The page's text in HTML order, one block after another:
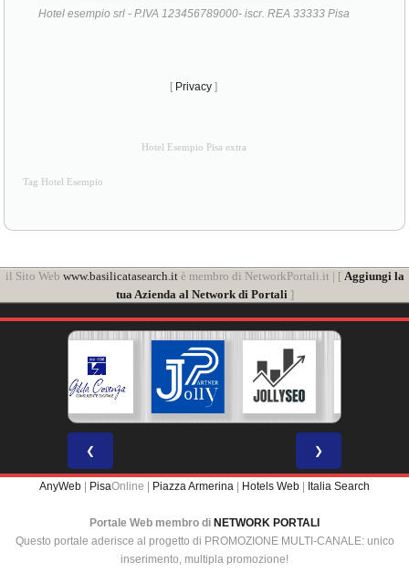
Hotel esempio srl - P.IVA 123456789000- iscr. REA 33333 Pisa
[ Privacy ]
Hotel Esempio Pisa extra
Tag Hotel Esempio
il Sito Web www.basilicatasearch.itè membro di NetworkPortali.it | [ Aggiungi la
tua Azienda al Network di Portali]
❮ ❯
AnyWeb PisaOnline | Piazza Armerina Hotels Web Italia Search
Portale Web membro di NETWORK PORTALI
Questo portale aderisce al progetto di PROMOZIONE MULTI-CANALE: unico
inserimento, multipla promozione!